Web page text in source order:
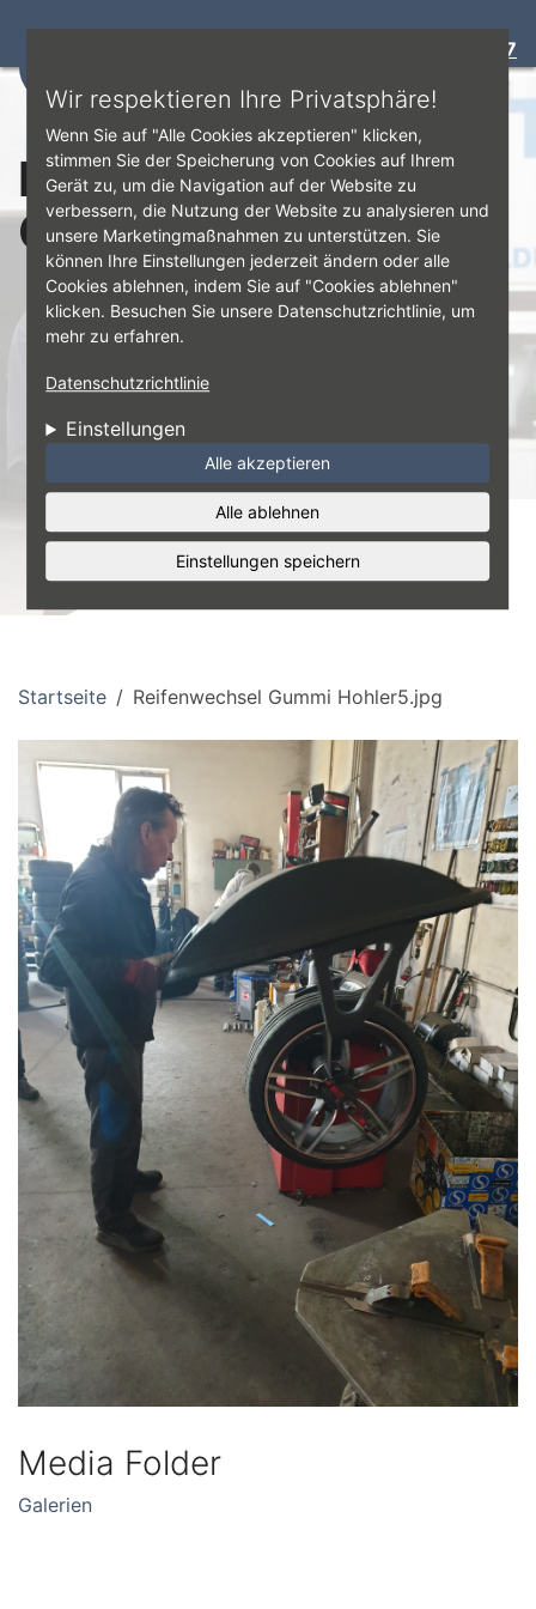
Wir respektieren Ihre Privatsphäre!
Wenn Sie auf "Alle Cookies akzeptieren" klicken,
stimmen Sie der Speicherung von Cookies auf Ihrem
Gerät zu, um die Navigation auf der Website zu
verbessern, die Nutzung der Website zu analysieren und
unsere Marketingmaßnahmen zu unterstützen. Sie
können Ihre Einstellungen jederzeit ändern oder alle
Cookies ablehnen, indem Sie auf "Cookies ablehnen"
klicken. Besuchen Sie unsere Datenschutzrichtlinie, um
mehr zu erfahren.
Datenschutzrichtlinie
Einstellungen
Alle akzeptieren
Alle ablehnen
Einstellungen speichern
Direkt zum Inhalt
4.7
Reifenwechsel
Gummi Hohler5.jpg
Startseite Reifenwechsel Gummi Hohler5.jpg
Media Folder
Galerien